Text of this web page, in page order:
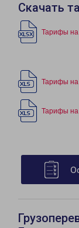
Скачать
Тарифы на
Тарифы на
Тарифы на